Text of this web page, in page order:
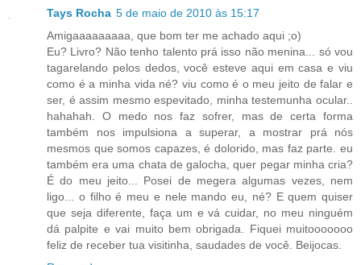
Tays Rocha 5 de maio de 2010 às 15:17
Amigaaaaaaaaa, que bom ter me achado aqui ;o)
Eu? Livro? Não tenho talento prá isso não menina... só vou
tagarelando pelos dedos, você esteve aqui em casa e viu
como é a minha vida né? viu como é o meu jeito de falar e
ser, é assim mesmo espevitado, minha testemunha ocular..
hahahah. O medo nos faz sofrer, mas de certa forma
também nos impulsiona a superar, a mostrar prá nós
mesmos que somos capazes, é dolorido, mas faz parte. eu
também era uma chata de galocha, quer pegar minha cria?
É do meu jeito... Posei de megera algumas vezes, nem
ligo... o filho é meu e nele mando eu, né? E quem quiser
que seja diferente, faça um e vá cuidar, no meu ninguém
dá palpite e vai muito bem obrigada. Fiquei muitooooooo
feliz de receber tua visitinha, saudades de você. Beijocas.